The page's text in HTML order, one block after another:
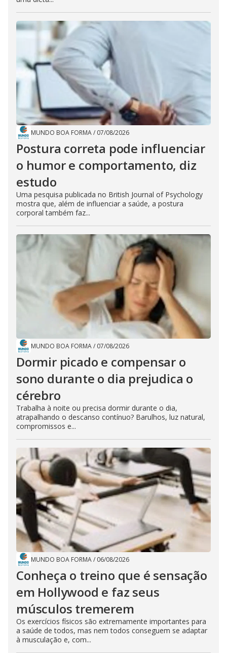
MUNDO BOA FORMA/ 07/08/2026
Postura correta pode influenciar
o humor e comportamento, diz
estudo
Uma pesquisa publicada no British Journal of Psychology
mostra que, além de influenciar a saúde, a postura
corporal também faz...
MUNDO BOA FORMA/ 07/08/2026
Dormir picado e compensar o
sono durante o dia prejudica o
cérebro
Trabalha à noite ou precisa dormir durante o dia,
atrapalhando o descanso contínuo? Barulhos, luz natural,
compromissos e...
MUNDO BOA FORMA/ 06/08/2026
Conheça o treino que é sensação
em Hollywood e faz seus
músculos tremerem
Os exercícios físicos são extremamente importantes para
a saúde de todos, mas nem todos conseguem se adaptar
à musculação e, com...